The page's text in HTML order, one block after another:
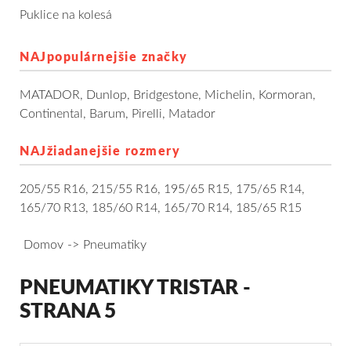
Osobné/crossover + malé úžitkové
SUV/crossover + OFFRoad-ové
Plechové
Puklice na kolesá Kontakt
Puklice na kolesá
NAJpopulárnejšie značky
MATADOR, Dunlop, Bridgestone, Michelin, Kormoran,
Continental , Barum, Pirelli, Matador
NAJžiadanejšie rozmery
205/55 R16, 215/55 R16, 195/65 R15, 175/65 R14,
165/70 R13, 185/60 R14, 165/70 R14, 185/65 R15
Domov Pneumatiky
PNEUMATIKY TRISTAR -
STRANA 5